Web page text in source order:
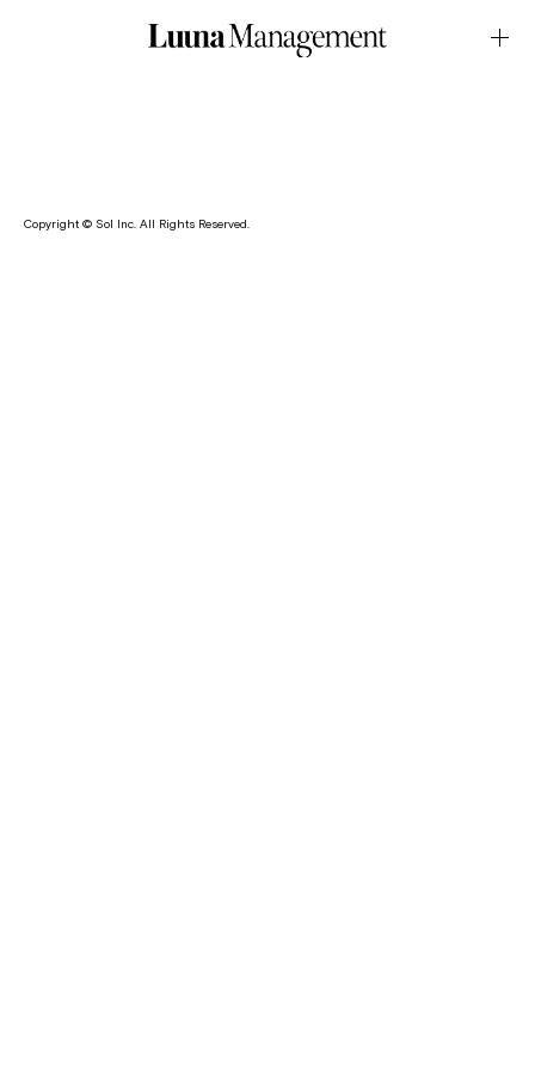
富士后がスペイン、マヨルカ島生まれのファッションブラン
ド・Camper のモデルを務めました。
Copyright © Sol Inc. All Rights Reserved.